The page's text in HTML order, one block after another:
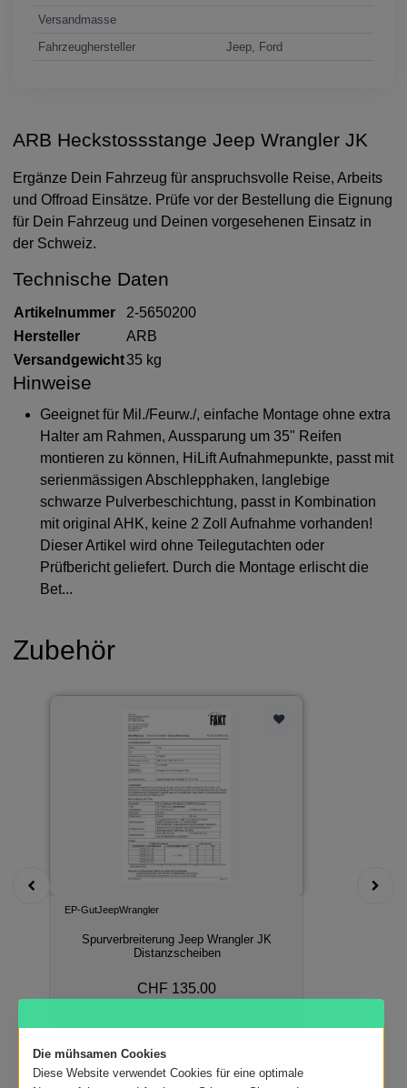
Versandmasse
Fahrzeughersteller
Jeep, Ford
ARB Heckstossstange Jeep Wrangler JK
Ergänze Dein Fahrzeug für anspruchsvolle Reise, Arbeits
und Offroad Einsätze. Prüfe vor der Bestellung die Eignung
für Dein Fahrzeug und Deinen vorgesehenen Einsatz in
der Schweiz.
Technische Daten
Artikelnummer
2-5650200
Hersteller
ARB
Versandgewicht35 kg
Hinweise
Geeignet für Mil./Feurw./, einfache Montage ohne extra
Halter am Rahmen, Aussparung um 35" Reifen
montieren zu können, HiLift Aufnahmepunkte, passt mit
serienmässigen Abschlepphaken, langlebige
schwarze Pulverbeschichtung, passt in Kombination
mit original AHK, keine 2 Zoll Aufnahme vorhanden!
Dieser Artikel wird ohne Teilegutachten oder
Prüfbericht geliefert. Durch die Montage erlischt die
Bet...
Zubehör
EP-GutJeepWrangler
Spurverbreiterung Jeep Wrangler JK
Distanzscheiben
CHF 135.00
Die mühsamen Cookies
Diese Website verwendet Cookies für eine optimale